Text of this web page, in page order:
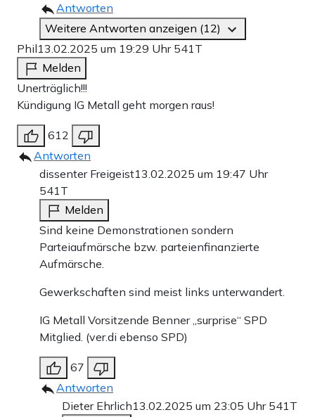
Antworten
Weitere Antworten anzeigen (12)
Phil13.02.2025 um 19:29 Uhr 541T
Melden
Unerträglich!!!
Kündigung IG Metall geht morgen raus!
612
Antworten
dissenter Freigeist13.02.2025 um 19:47 Uhr
541T
Melden
Sind keine Demonstrationen sondern
Parteiaufmärsche bzw. parteienfinanzierte
Aufmärsche.
Gewerkschaften sind meist links unterwandert.
IG Metall Vorsitzende Benner „surprise“ SPD
Mitglied. (ver.di ebenso SPD)
67
Antworten
Dieter Ehrlich13.02.2025 um 23:05 Uhr 541T